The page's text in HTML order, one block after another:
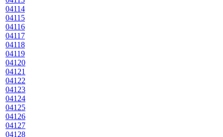
04114
04115
04116
04117
04118
04119
04120
04121
04122
04123
04124
04125
04126
04127
04128